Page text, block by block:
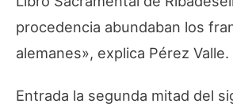
procedencia abundaban los
alemanes», explica Pérez Valle.
Entrada la segunda mitad del